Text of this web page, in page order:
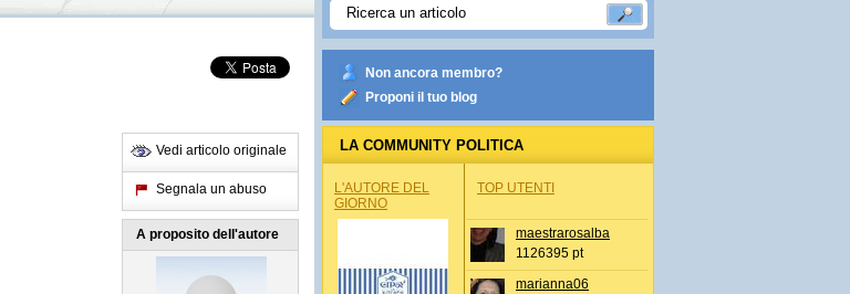
Vedi articolo originale
Segnala un abuso
A proposito dell'autore
Non ancora membro?
Proponi il tuo blog
LA COMMUNITY POLITICA
L'AUTORE DEL
GIORNO
TOP UTENTI
maestrarosalba
1126395 pt
marianna06